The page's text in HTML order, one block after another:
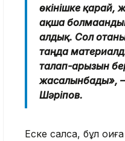
өкінішке қарай,
ақша
алдық. Сол отаны
таңда
талап-арызын
жасалынбады», –
Шәріпов.
Еске салсақ, бұл